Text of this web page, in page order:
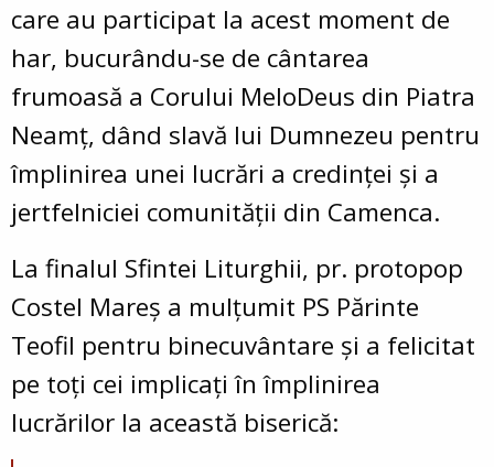
care au participat la acest moment de
har, bucurându-se de cântarea
frumoasă a Corului MeloDeus din Piatra
Neamț, dând slavă lui Dumnezeu pentru
împlinirea unei lucrări a credinței și a
jertfelniciei comunității din Camenca.
La finalul Sfintei Liturghii, pr. protopop
Costel Mareș a mulțumit PS Părinte
Teofil pentru binecuvântare și a felicitat
pe toți cei implicați în împlinirea
lucrărilor la această biserică: